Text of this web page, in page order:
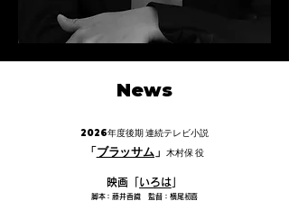
News
2026年度後期 連続テレビ小説
「ブラッサム 」 木村保 役
映画「 いろは」
脚本：藤井香織 監督：横尾初喜